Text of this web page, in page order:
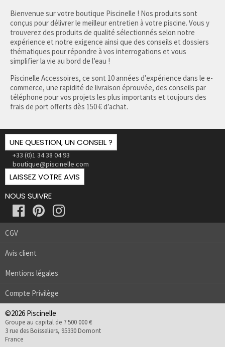
Bienvenue sur votre boutique Piscinelle ! Nos produits sont
conçus pour délivrer le meilleur entretien à votre piscine. Vous y
trouverez des produits de qualité sélectionnés selon notre
expérience et notre exigence ainsi que des conseils et dossiers
thématiques pour répondre à vos interrogations et vous
simplifier la vie au bord de l’eau !
Piscinelle Accessoires, ce sont 10 années d’expérience dans le e-
commerce, une rapidité de livraison éprouvée, des conseils par
téléphone pour vos projets les plus importants et toujours des
frais de port offerts dès 150 € d’achat.
UNE QUESTION, UN CONSEIL ?
+33 (0)1 34 38 04 93
boutique@piscinelle.com
LAISSEZ VOTRE AVIS
NOUS SUIVRE
CGV
Avis client
Mentions légales
Compte Privilège
©2026 Piscinelle
Groupe au capital de 7 500 000 €
3 rue des Boisseliers, 95330 Domont
France